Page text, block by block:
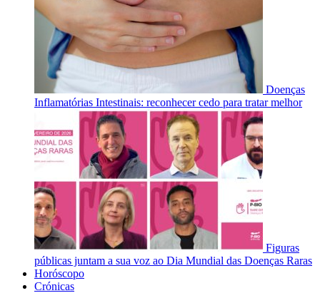
Doenças
Inflamatórias Intestinais: reconhecer cedo para tratar melhor
Figuras
públicas juntam a sua voz ao Dia Mundial das Doenças Raras
Horóscopo
Crónicas